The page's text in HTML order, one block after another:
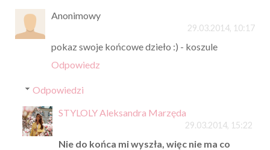
Anonimowy
29.03.2014, 10:17
pokaz swoje końcowe dzieło :) - koszule
Odpowiedz
Odpowiedzi
STYLOLY Aleksandra Marzęda
29.03.2014, 15:22
Nie do końca mi wyszła, więc nie ma co